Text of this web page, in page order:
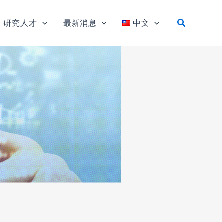
研究人才 最新消息 中文